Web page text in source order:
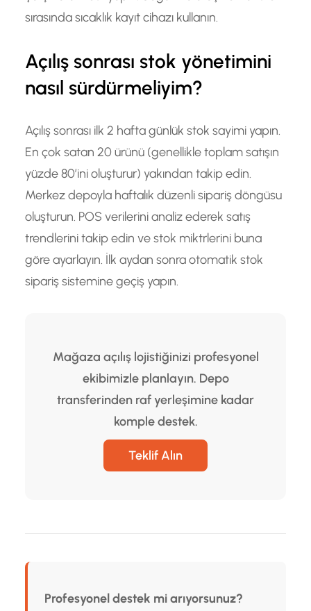
sırasında sıcaklık kayıt cihazı kullanın.
Açılış sonrası stok yönetimini
nasıl sürdürmeliyim?
Açılış sonrası ilk 2 hafta günlük stok sayimi yapın.
En çok satan 20 ürünü (genellikle toplam satışın
yüzde 80’ini oluşturur) yakından takip edin.
Merkez depoyla haftalık düzenli sipariş döngüsu
oluşturun. POS verilerini analiz ederek satış
trendlerini takip edin ve stok miktrlerini buna
göre ayarlayın. İlk aydan sonra otomatik stok
sipariş sistemine geçiş yapın.
Mağaza açılış lojistiğinizi profesyonel
ekibimizle planlayın. Depo
transferinden raf yerleşimine kadar
komple destek.
Teklif Alın
Profesyonel destek mi arıyorsunuz?